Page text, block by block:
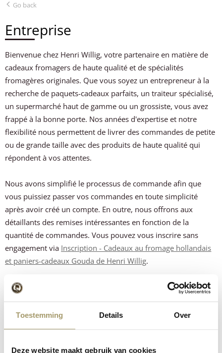
Toestemming Details Over
Deze website maakt gebruik van cookies
Go back
Entreprise
Bienvenue chez Henri Willig, votre partenaire en matière de
cadeaux fromagers de haute qualité et de spécialités
fromagères originales. Que vous soyez un entrepreneur à la
recherche de paquets-cadeaux parfaits, un traiteur spécialisé,
un supermarché haut de gamme ou un grossiste, vous avez
frappé à la bonne porte. Nos années d'expertise et notre
flexibilité nous permettent de livrer des commandes de petite
ou de grande taille avec des produits de haute qualité qui
répondent à vos attentes.
Nous avons simplifié le processus de commande afin que
vous puissiez passer vos commandes en toute simplicité
après avoir créé un compte. En outre, nous offrons aux
détaillants des remises intéressantes en fonction de la
quantité de commandes. Vous pouvez vous inscrire sans
engagement via Inscription - Cadeaux au fromage hollandais
et paniers-cadeaux Gouda de Henri Willig.
Découvrez dès aujourd'hui le goût d'Henri Willig !